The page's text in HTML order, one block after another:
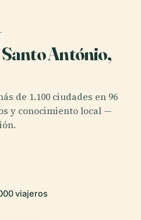
António,
de 1.100 ciudades en 96
y conocimiento local —
viajeros